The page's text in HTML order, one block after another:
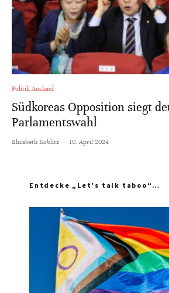
Politik Ausland
Südkoreas Opposition siegt
Parlamentswahl
Elisabeth Koblitz · 10. April 2024
Entdecke „Let’s talk taboo“…